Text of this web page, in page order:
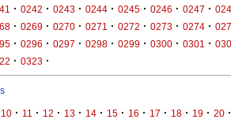
· 0242 · 0243 · 0244 · 0245 · 0246 · 0247 ·
· 0269 · 0270 · 0271 · 0272 · 0273 · 0274 ·
· 0296 · 0297 · 0298 · 0299 · 0300 · 0301 ·
· 0323 ·
10 · 11 · 12 · 13 · 14 · 15 · 16 · 17 · 18 · 19 · 20 ·